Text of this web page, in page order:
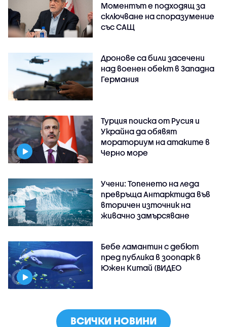
Моментът е подходящ за
сключване на споразумение
със САЩ
Дронове са били засечени
над военен обект в Западна
Германия
Турция поиска от Русия и
Украйна да обявят
мораториум на атаките в
Черно море
Учени: Топенето на леда
превръща Антарктида във
вторичен източник на
живачно замърсяване
Бебе ламантин с дебют
пред публика в зоопарк в
Южен Китай (ВИДЕО
ВСИЧКИ НОВИНИ